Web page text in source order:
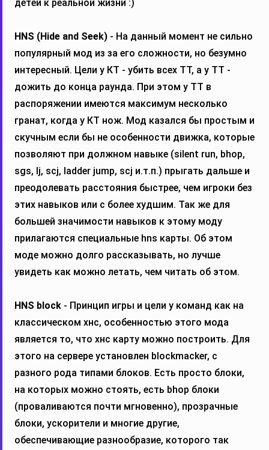
детей к реальной жизни :)
HNS (Hide and Seek) - На данный момент не сильно
популярный мод из за его сложности, но безумно
интересный. Цели у КТ - убить всех ТТ, а у ТТ -
дожить до конца раунда. При этом у ТТ в
распоряжении имеются максимум несколько
гранат, когда у КТ нож. Мод казался бы простым и
скучным если бы не особенности движка, которые
позволяют при должном навыке (silent run, bhop,
sgs, lj, scj, ladder jump, scj и.т.п.) прыгать дальше и
преодолевать расстояния быстрее, чем игроки без
этих навыков или с более худшим. Так же для
большей значимости навыков к этому моду
прилагаются специальные hns карты. Об этом
моде можно долго рассказывать, но лучше
увидеть как можно летать, чем читать об этом.
HNS block - Принцип игры и цели у команд как на
классическом хнс, особенностью этого мода
является то, что хнс карту можно построить. Для
этого на сервере установлен blockmacker, с
разного рода типами блоков. Есть просто блоки,
на которых можно стоять, есть bhop блоки
(проваливаются почти мгновенно), прозрачные
блоки, ускорители и многие другие,
обеспечивающие разнообразие, которого так